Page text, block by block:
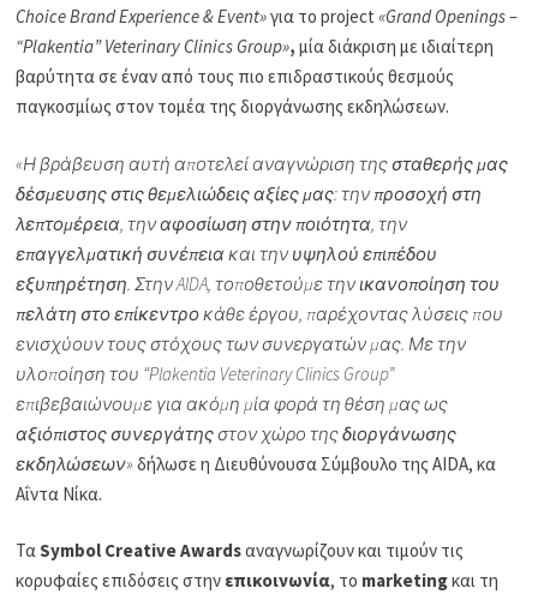
Choice Brand Experience & Event»για το project«Grand Openings –
“Plakentia” Veterinary Clinics Group», μία διάκριση με ιδιαίτερη
βαρύτητα σε έναν από τους πιο επιδραστικούς θεσμούς
παγκοσμίως στον τομέα της διοργάνωσης εκδηλώσεων.
«Η βράβευση αυτή αποτελεί αναγνώριση τηςσταθερής μας
δέσμευσης στις θεμελιώδεις αξίες μας: την προσοχή στη
λεπτομέρεια, τηναφοσίωση στην ποιότητα, την
επαγγελματική συνέπειακαι την υψηλού επιπέδου
εξυπηρέτηση. Στην AIDA, τοποθετούμε τηνικανοποίηση του
πελάτη στο επίκεντροκάθε έργου, παρέχοντας λύσεις που
ενισχύουν τους στόχους των συνεργατών μας. Με την
υλοποίηση του “Plakentia Veterinary Clinics Group”
επιβεβαιώνουμε για ακόμη μία φορά τη θέση μας ως
αξιόπιστος συνεργάτηςστον χώρο τηςδιοργάνωσης
εκδηλώσεων»δήλωσε η Διευθύνουσα Σύμβουλο της AIDA, κα
Αΐντα Νίκα.
ΤαSymbol Creative Awardsαναγνωρίζουν και τιμούν τις
κορυφαίες επιδόσεις στην επικοινωνία, το marketingκαι τη